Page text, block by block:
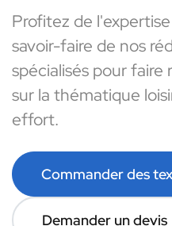
Profitez de
savoir-faire de nos
spécialisés pour
sur la thématique
effort.
Commander des
Demander un devis